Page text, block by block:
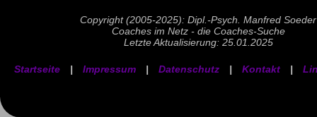
Copyright (2005-2025): Dipl.-Psych. Manfred Soeder
Coaches im Netz - die Coaches-Suche
Letzte Aktualisierung: 25.01.2025
Startseite | Impressum | Datenschutz | Kontakt |